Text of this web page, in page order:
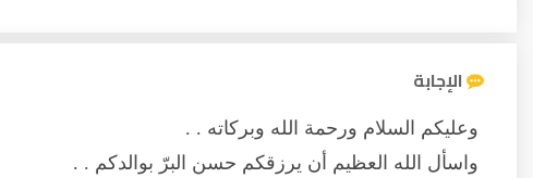
الإجابة
وعليكم السلام ورحمة الله وبركاته . .
واسأل الله العظيم أن يرزقكم حسن البرّ بوالدكم . .